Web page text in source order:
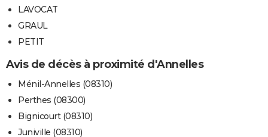
LAVOCAT
GRAUL
PETIT
Avis de décès à proximité d'Annelles
Ménil-Annelles (08310)
Perthes (08300)
Bignicourt (08310)
Juniville (08310)